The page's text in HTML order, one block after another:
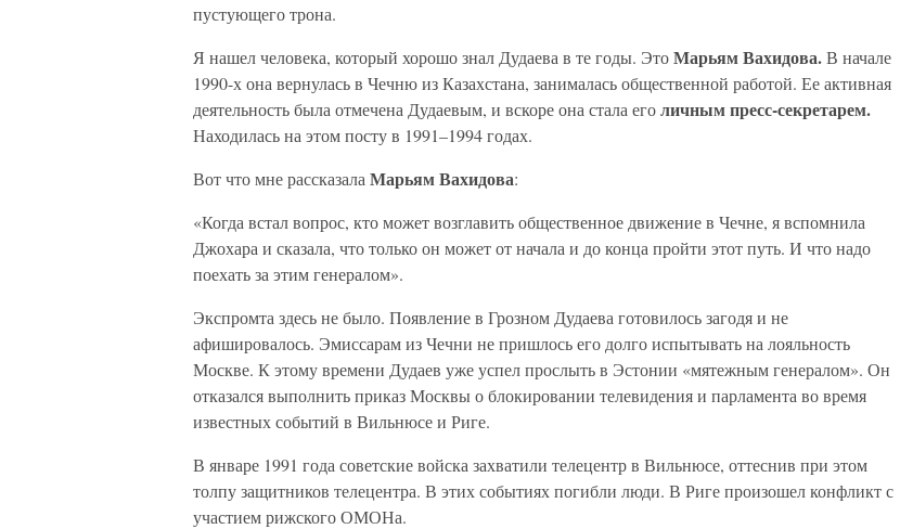
пустующего трона.
Я нашел человека, который хорошо знал Дудаева в те годы. ЭтоМарьям Вахидова.В начале
1990-х она вернулась в Чечню из Казахстана, занималась общественной работой. Ее активная
деятельность была отмечена Дудаевым, и вскоре она стала еголичным пресс-секретарем.
Находилась на этом посту в 1991–1994 годах.
Вот что мне рассказала Марьям Вахидова:
«Когда встал вопрос, кто может возглавить общественное движение в Чечне, я вспомнила
Джохара и сказала, что только он может от начала и до конца пройти этот путь. И что надо
поехать за этим генералом».
Экспромта здесь не было. Появление в Грозном Дудаева готовилось загодя и не
афишировалось. Эмиссарам из Чечни не пришлось его долго испытывать на лояльность
Москве. К этому времени Дудаев уже успел прослыть в Эстонии «мятежным генералом». Он
отказался выполнить приказ Москвы о блокировании телевидения и парламента во время
известных событий в Вильнюсе и Риге.
В январе 1991 года советские войска захватили телецентр в Вильнюсе, оттеснив при этом
толпу защитников телецентра. В этих событиях погибли люди. В Риге произошел конфликт с
участием рижского ОМОНа.